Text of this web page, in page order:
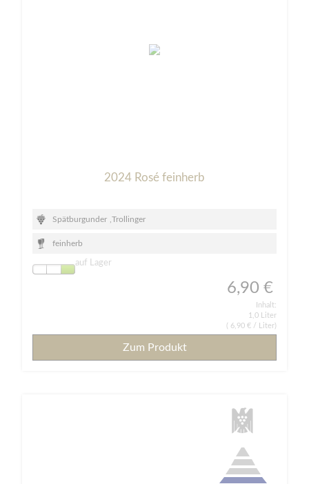
2024 Rosé feinherb
Spätburgunder Trollinger
feinherb
auf Lager
6,90 €
Inhalt:
1,0 Liter
6,90 € / Liter)
Zum Produkt